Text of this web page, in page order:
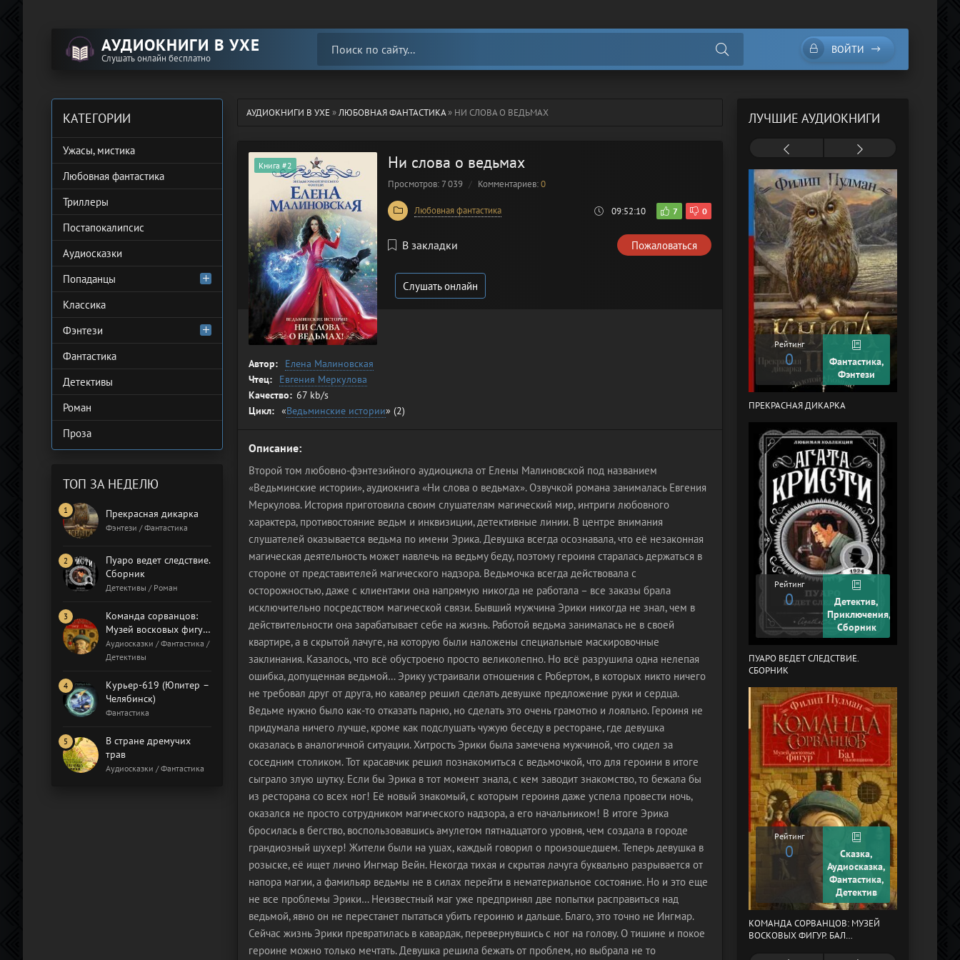
АУДИОКНИГИ В УХЕ
Слушать онлайн бесплатно
ВОЙТИ
АУДИОКНИГИ В УХЕ»ЛЮБОВНАЯ ФАНТАСТИКА» НИ СЛОВА О ВЕДЬМАХ
Ни слова о ведьмах
Книга #2
Просмотров: 7 039 Комментариев:0
Любовная фантастика 09:52:10 7 0
В закладки Пожаловаться
Слушать онлайн
Автор:
Елена Малиновская
Чтец:
Евгения Меркулова
Качество: 67 kb/s
Цикл: «Ведьминские истории» (2)
Описание:
Второй том любовно-фэнтезийного аудиоцикла от Елены Малиновской под названием
«Ведьминские истории», аудиокнига «Ни слова о ведьмах». Озвучкой романа занималась Евгения
Меркулова. История приготовила своим слушателям магический мир, интриги любовного
характера, противостояние ведьм и инквизиции, детективные линии. В центре внимания
слушателей оказывается ведьма по имени Эрика. Девушка всегда осознавала, что её незаконная
магическая деятельность может навлечь на ведьму беду, поэтому героиня старалась держаться в
стороне от представителей магического надзора. Ведьмочка всегда действовала с
осторожностью, даже с клиентами она напрямую никогда не работала – все заказы брала
исключительно посредством магической связи. Бывший мужчина Эрики никогда не знал, чем в
действительности она зарабатывает себе на жизнь. Работой ведьма занималась не в своей
квартире, а в скрытой лачуге, на которую были наложены специальные маскировочные
заклинания. Казалось, что всё обустроено просто великолепно. Но всё разрушила одна нелепая
ошибка, допущенная ведьмой… Эрику устраивали отношения с Робертом, в которых никто ничего
не требовал друг от друга, но кавалер решил сделать девушке предложение руки и сердца.
Ведьме нужно было как-то отказать парню, но сделать это очень грамотно и лояльно. Героиня не
придумала ничего лучше, кроме как подслушать чужую беседу в ресторане, где девушка
оказалась в аналогичной ситуации. Хитрость Эрики была замечена мужчиной, что сидел за
соседним столиком. Тот красавчик решил познакомиться с ведьмочкой, что для героини в итоге
сыграло злую шутку. Если бы Эрика в тот момент знала, с кем заводит знакомство, то бежала бы
из ресторана со всех ног! Её новый знакомый, с которым героиня даже успела провести ночь,
оказался не просто сотрудником магического надзора, а его начальником! В итоге Эрика
бросилась в бегство, воспользовавшись амулетом пятнадцатого уровня, чем создала в городе
грандиозный шухер! Жители были на ушах, каждый говорил о произошедшем. Теперь девушка в
розыске, её ищет лично Ингмар Вейн. Некогда тихая и скрытая лачуга буквально разрывается от
напора магии, а фамильяр ведьмы не в силах перейти в нематериальное состояние. Но и это еще
не все проблемы Эрики… Неизвестный маг уже предпринял две попытки расправиться над
ведьмой, явно он не перестанет пытаться убить героиню и дальше. Благо, это точно не Ингмар.
Сейчас жизнь Эрики превратилась в кавардак, перевернувшись с ног на голову. О тишине и покое
героине можно только мечтать. Девушка решила бежать от проблем, но выбрала не то
КАТЕГОРИИ
Ужасы, мистика
Любовная фантастика
Триллеры
Постапокалипсис
Аудиосказки
Попаданцы
Классика
Фэнтези
Фантастика
Детективы
Роман
Проза
ТОП ЗА НЕДЕЛЮ
Прекрасная дикарка
Фэнтези / Фантастика
Пуаро ведет следствие.
Сборник
Детективы / Роман
Команда сорванцов:
Музей восковых фигур.
Бал газовщиков
Аудиосказки / Фантастика /
Детективы
Курьер-619 (Юпитер –
Челябинск)
Фантастика
В стране дремучих
трав
Аудиосказки / Фантастика
ЛУЧШИЕ АУДИОКНИГИ
Рейтинг
0
Фантастика,
Фэнтези
ПРЕКРАСНАЯ ДИКАРКА
Рейтинг
0
Детектив,
Приключения,
Сборник
ПУАРО ВЕДЕТ СЛЕДСТВИЕ.
СБОРНИК
Рейтинг
0
Сказка,
Аудиосказка,
Фантастика,
Детектив
КОМАНДА СОРВАНЦОВ: МУЗЕЙ
ВОСКОВЫХ ФИГУР. БАЛ